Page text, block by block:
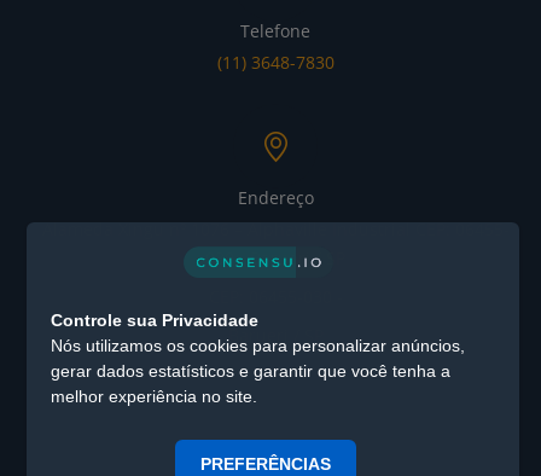
Telefone
(11) 3648-7830
Endereço
Alameda Xingu nº 1076 – Alphaville Industrial CEP: 06455-
030 - Barueri / SP
Barueri / SP
Controle sua Privacidade
Nós utilizamos os cookies para personalizar anúncios,
gerar dados estatísticos e garantir que você tenha a
melhor experiência no site.
PREFERÊNCIAS